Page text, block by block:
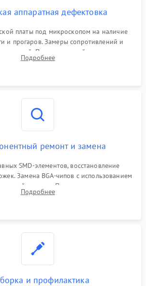
аппаратная дефектовка
платы под микроскопом на наличие
и прогаров. Замеры сопротивлений и
Проверка цепей питания,
процессора и видеочипа.
Подробнее
ремонт и замена
SMD-элементов, восстановление
Замена BGA-чипов с использованием
станции. Прошивка микросхемы
замена поврежденных портов USB
Подробнее
и профилактика